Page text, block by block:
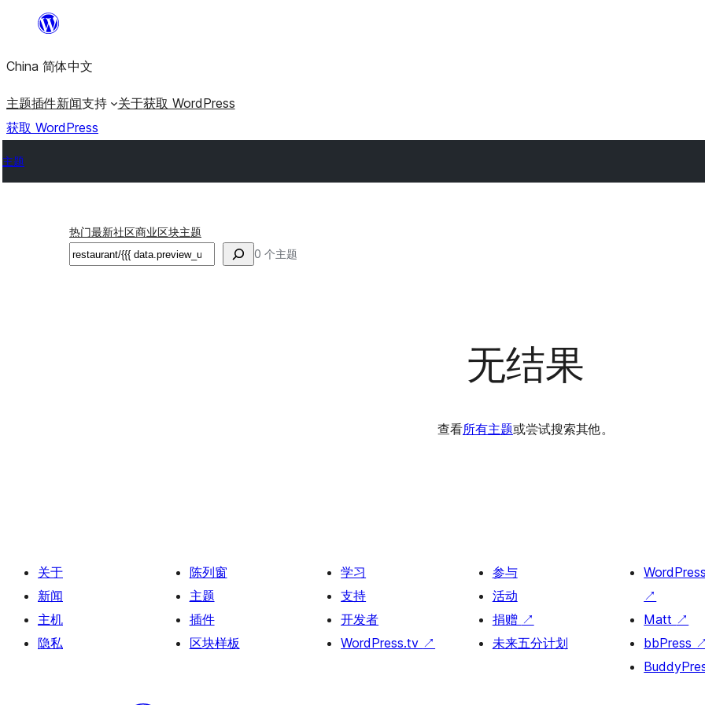
内
容
China 简体中文
主题插件新闻支持 关于获取 WordPress
获取 WordPress
主题
热门最新社区商业区块主题
搜
0 个主题
无结果
查看所有主题或尝试搜索其他。
关于
新闻
主机
隐私
陈列窗
主题
插件
区块样板
学习
支持
开发者
WordPress.tv ↗
参与
活动
捐赠 ↗
未来五分计划
↗
Matt ↗
bbPress ↗